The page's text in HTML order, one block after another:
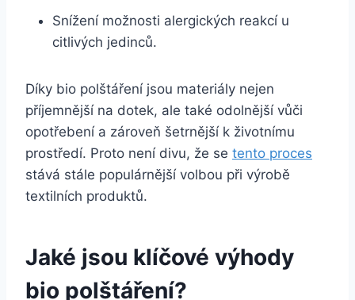
Snížení​ možnosti alergických reakcí ​u
citlivých jedinců.
Díky bio polštáření ​jsou materiály nejen
příjemnější na dotek, ale také odolnější vůči
‌opotřebení a zároveň šetrnější k životnímu⁣
prostředí. Proto není divu,​ že se tento proces
stává stále populárnější volbou při výrobě
textilních produktů.
Jaké jsou klíčové výhody
bio polštáření?